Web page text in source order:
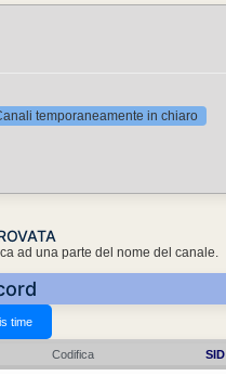
temporaneamente in chiaro
ad una parte del nome del canale.
Codifica SID